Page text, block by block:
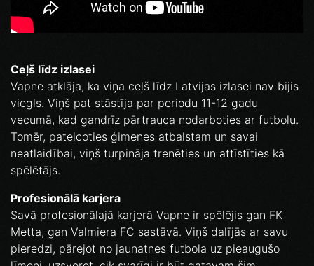
Ceļš līdz izlasei
Vapne atklāja, ka viņa ceļš līdz Latvijas izlasei nav bijis
viegls. Viņš pat stāstīja par periodu 11-12 gadu
vecumā, kad gandrīz pārtrauca nodarboties ar futbolu.
Tomēr, pateicoties ģimenes atbalstam un savai
neatlaidībai, viņš turpināja trenēties un attīstīties kā
spēlētājs.
Profesionālā karjera
Savā profesionālajā karjerā Vapne ir spēlējis gan FK
Metta, gan Valmiera FC sastāvā. Viņš dalījās ar savu
pieredzi, pārejot no jaunatnes futbola uz pieaugušo